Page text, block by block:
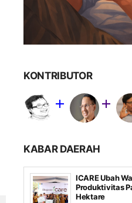
KONTRIBUTOR
KABAR DAERAH
ICARE Ubah
Produktivitas
Hektare